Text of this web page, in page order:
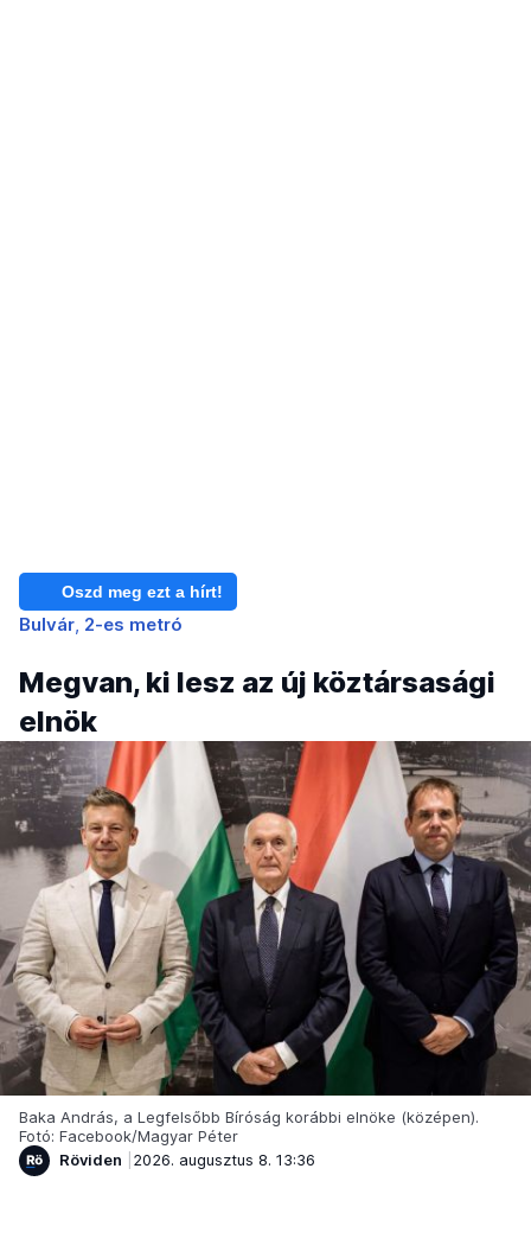
Oszd meg ezt a hírt!
Bulvár 2-es metró
Megvan, ki lesz az új köztársasági
elnök
Baka András, a Legfelsőbb Bíróság korábbi elnöke (középen).
Fotó: Facebook/Magyar Péter
Röviden
2026. augusztus 8. 13:36